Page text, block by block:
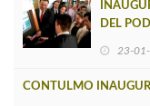
DEL
23-
CONTULMO